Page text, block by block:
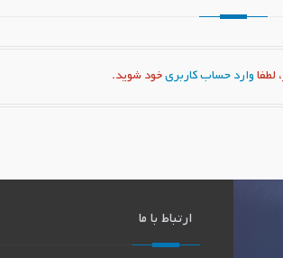
لطفا وارد حساب کاربری خود شوید.
ارتباط با ما